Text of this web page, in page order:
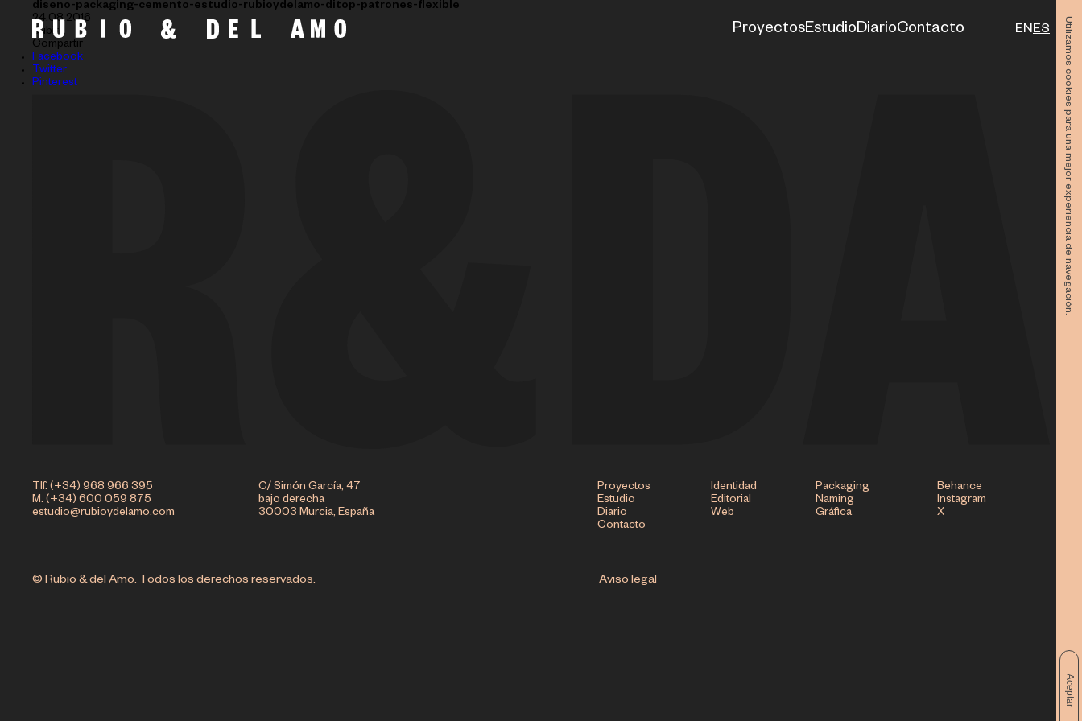
Utilizamos cookies para una mejor experiencia de navegación.
Aceptar
ProyectosEstudioDiarioContacto ENES
diseno-packaging-cemento-estudio-rubioydelamo-ditop-patrones-flexible
24.08.2016
Subir
Compartir
Facebook
Twitter
Pinterest
Tlf. (+34) 968 966 395
M. (+34) 600 059 875
estudio@rubioydelamo.com
C/ Simón García, 47
bajo derecha
30003 Murcia, España
Proyectos
Estudio
Diario
Contacto
Identidad
Packaging
Editorial
Naming
Web
Gráfica
Behance
Instagram
X
© Rubio & del Amo. Todos los derechos reservados. Aviso legal